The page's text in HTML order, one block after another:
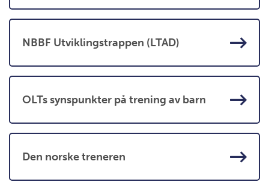
NBBF Utviklingstrappen (LTAD)
OLTs synspunkter på trening av barn
Den norske treneren